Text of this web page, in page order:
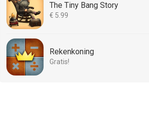
The Tiny Bang Story
€ 5.99
Rekenkoning
Gratis!